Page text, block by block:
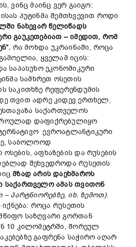
ვინც მაინც ვერ გაიგო:
პუტინმა შემთხვევით როდი
ნახევარ წელიწადს
გაუკეთებიათ –იმედით, რომ
რა მოხდა უკრაინაში, როცა
ყველამ იცის:
საპასუხო ეკონომიკური
სამხრეთ ოსეთის
საკითხზე რეფერენდუმის
თვით ადრე კიდევ ერთხელ,
საქართველოს
დაფიქრებულიყო
ევროატლანტიკური
საბოლოოდ
აფხაზების და რუსების
შეხვედროდა რუსეთის
მზად არის დაეხმაროს
საქართველოამასთვითონ
– პარტნიორებზე, იხ. ზემოთ).
იქნება: როცა რუსეთის
საზღვარი გორთან
10 კილომეტრში, შორეულ
გაფრენა საჭირო აღარ